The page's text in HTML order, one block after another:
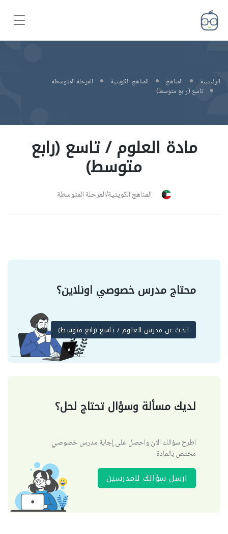
الرئيسية المناهج المناهج الكويتية
المرحلة المتوسطة
تاسع (رابع متوسط)
مادة العلوم / تاسع (رابع
متوسط)
المناهج الكويتية/المرحلة المتوسطة
محتاج مدرس خصوصي اونلاين؟
ابحث عن مدرس العلوم / تاسع (رابع متوسط)
لديك مسألة وسؤال تحتاج لحل؟
اطرح سؤالك الان واحصل على إجابة مدرس خصوصي
مختص بالمادة
ارسل سؤالك للمدرسين